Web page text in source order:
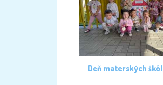
Deň materských škôl